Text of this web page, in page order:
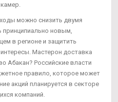
можно снизить двумя
принципиально новым,
в регионе и защитить
Мастерон доставка
Абакан? Российские власти
правило, которое может
акций планируется в секторе
компаний.